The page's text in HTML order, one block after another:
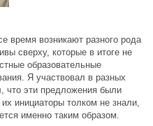
время возникают разного рода
сверху, которые в итоге не
образовательные
Я участвовал в разных
что эти предложения были
инициаторы толком не знали,
именно таким образом.